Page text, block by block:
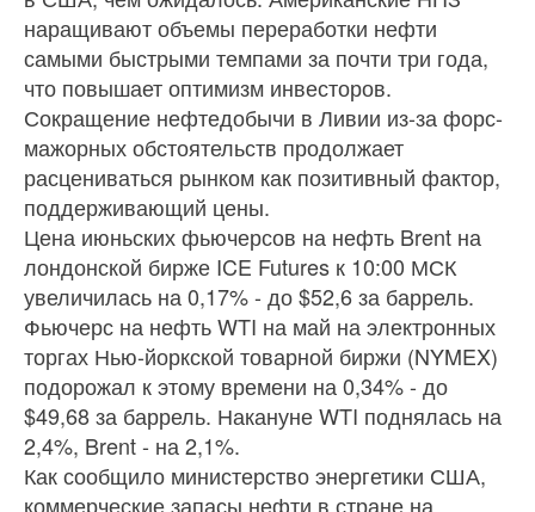
наращивают объемы переработки нефти
самыми быстрыми темпами за почти три года,
что повышает оптимизм инвесторов.
Сокращение нефтедобычи в Ливии из-за форс-
мажорных обстоятельств продолжает
расцениваться рынком как позитивный фактор,
поддерживающий цены.
Цена июньских фьючерсов на нефть Brent на
лондонской бирже ICE Futures к 10:00 МСК
увеличилась на 0,17% - до $52,6 за баррель.
Фьючерс на нефть WTI на май на электронных
торгах Нью-йоркской товарной биржи (NYMEX)
подорожал к этому времени на 0,34% - до
$49,68 за баррель. Накануне WTI поднялась на
2,4%, Brent - на 2,1%.
Как сообщило министерство энергетики США,
коммерческие запасы нефти в стране на